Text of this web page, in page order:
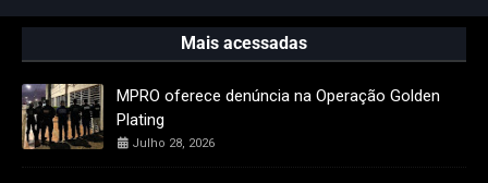
Mais acessadas
MPRO oferece denúncia na Operação Golden
Plating
Julho 28, 2026